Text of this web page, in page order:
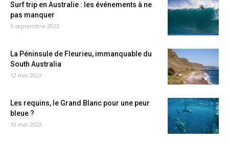
Surf trip en Australie : les événements à ne
pas manquer
5 septembre 2023
La Péninsule de Fleurieu, immanquable du
South Australia
12 mai 2023
Les requins, le Grand Blanc pour une peur
bleue ?
10 mai 2023